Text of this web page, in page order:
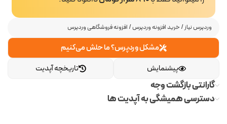
وردپرس نیاز/خرید افزونه وردپرس/ افزونه فروشگاهی وردپرس
مشکل وردپرس؟ ما حلش می‌کنیم
تاریخچه آپدیت
پیشنمایش
گارانتی بازگشت وجه
دسترسی همیشگی به آپدیت ها